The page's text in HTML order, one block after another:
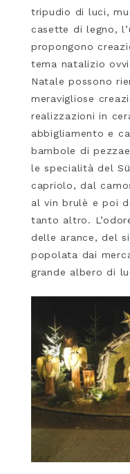
tripudio di luci,
casette di legno,
propongono
tema natalizio
Natale possono
meravigliose
realizzazioni in
abbigliamento e
bambole di
le specialità del
capriolo, dal
al vin brulè e poi
tanto altro.
delle arance, del
popolata dai
grande albero di